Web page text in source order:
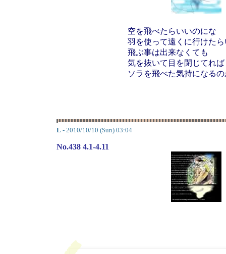
空を飛べたらいいのにな
羽を使って遠くに行けた
飛ぶ事は出来なくても
気を抜いて目を閉じてれば
ソラを飛べた気持になる
L - 2010/10/10 (Sun) 03:04
No.438 4.1-4.11